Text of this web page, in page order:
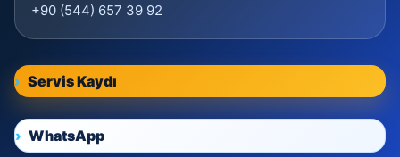
+90 (544) 657 39 92
Servis Kaydı
WhatsApp